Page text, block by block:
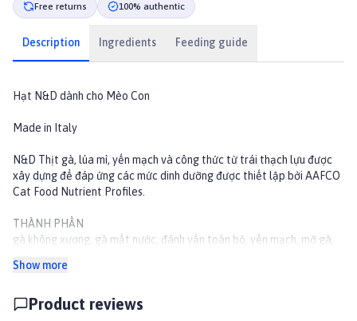
Free returns 100% authentic
Description Ingredients Feeding guide
Hạt N&D dành cho Mèo Con
Made in Italy
N&D Thịt gà, lúa mì, yến mạch và công thức từ trái thạch lựu được
xây dựng để đáp ứng các mức dinh dưỡng được thiết lập bởi AAFCO
Cat Food Nutrient Profiles.
THÀNH PHẦN
gà không xương, gà mất nước, đánh vần toàn bộ, yến mạch, mỡ gà,
rốt khô, bột alfalfa khô, inulin, fructooligosaccharide , táo khô, rau
khô men, nghệ, bổ sung vitamin A,...
Show more
Product reviews